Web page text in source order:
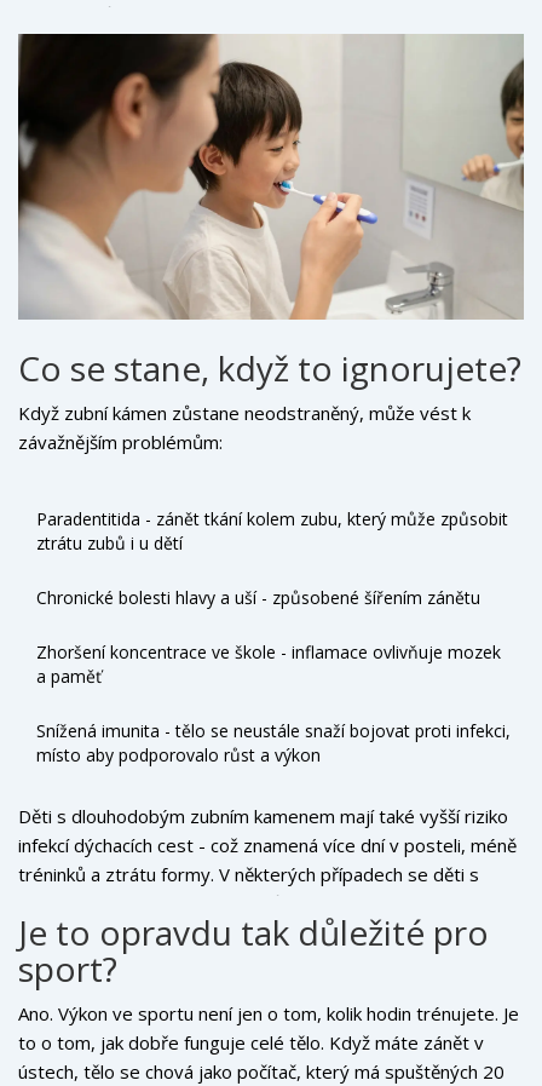
čištění zubů s pohádkou nebo písní. To funguje lépe než
výtky.
Co se stane, když to ignorujete?
Když zubní kámen zůstane neodstraněný, může vést k
závažnějším problémům:
Paradentitida - zánět tkání kolem zubu, který může způsobit
ztrátu zubů i u dětí
Chronické bolesti hlavy a uší - způsobené šířením zánětu
Zhoršení koncentrace ve škole - inflamace ovlivňuje mozek
a paměť
Snížená imunita - tělo se neustále snaží bojovat proti infekci,
místo aby podporovalo růst a výkon
Děti s dlouhodobým zubním kamenem mají také vyšší riziko
infekcí dýchacích cest - což znamená více dní v posteli, méně
tréninků a ztrátu formy. V některých případech se děti s
nelečeným zubním kamenem vůbec neúčastní soutěží,
protože se cítí „nečisté“ nebo „oslabené“.
Je to opravdu tak důležité pro
sport?
Ano. Výkon ve sportu není jen o tom, kolik hodin trénujete. Je
to o tom, jak dobře funguje celé tělo. Když máte zánět v
ústech, tělo se chová jako počítač, který má spuštěných 20